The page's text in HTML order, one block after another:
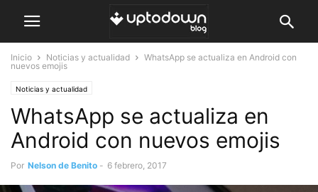
Inicio Noticias y actualidad
WhatsApp se actualiza en Android con
nuevos emojis
Noticias y actualidad
WhatsApp se actualiza en
Android con nuevos emojis
Por Nelson de Benito - 6 febrero, 2017